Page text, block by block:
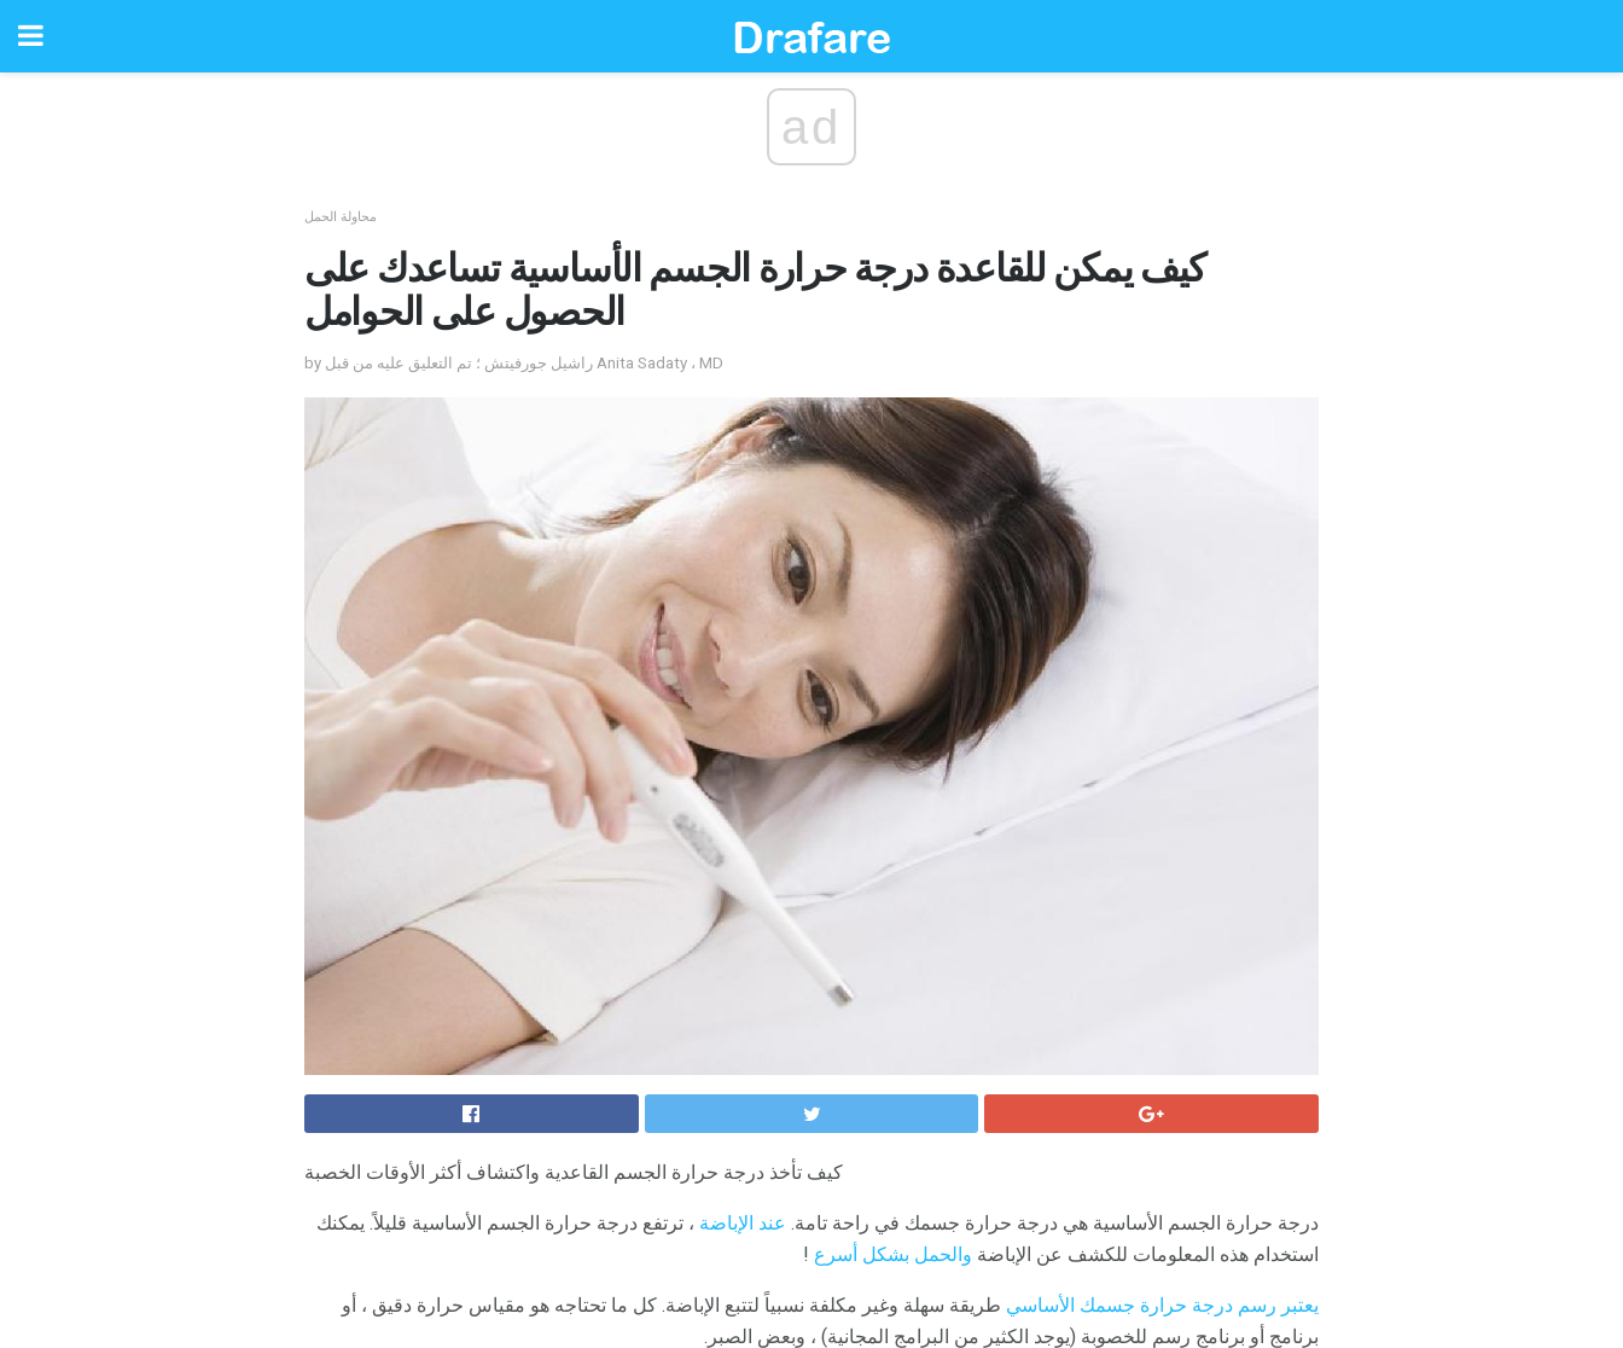
ad
محاولة الحمل
كيف يمكن للقاعدة درجة حرارة الجسم الأساسية تساعدك على
الحصول على الحوامل
by راشيل جورفيتش ؛ تم التعليق عليه من قبل Anita Sadaty ، MD
كيف تأخذ درجة حرارة الجسم القاعدية واكتشاف أكثر الأوقات الخصبة
درجة حرارة الجسم الأساسية هي درجة حرارة جسمك في راحة تامة. عند الإباضة ، ترتفع درجة حرارة الجسم الأساسية قليلاً. يمكنك
استخدام هذه المعلومات للكشف عن الإباضة والحمل بشكل أسرع !
يعتبر رسم درجة حرارة جسمك الأساسي طريقة سهلة وغير مكلفة نسبياً لتتبع الإباضة. كل ما تحتاجه هو مقياس حرارة دقيق ، أو
برنامج أو برنامج رسم للخصوبة (يوجد الكثير من البرامج المجانية) ، وبعض الصبر.